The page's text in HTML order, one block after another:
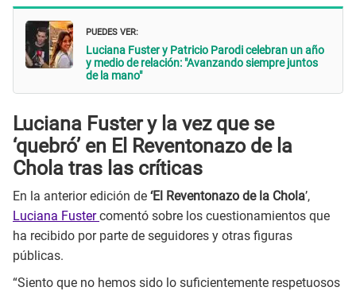
PUEDES VER:
Luciana Fuster y Patricio Parodi celebran un año
y medio de relación: "Avanzando siempre juntos
de la mano"
Luciana Fuster y la vez que se
‘quebró’ en El Reventonazo de la
Chola tras las críticas
En la anterior edición de ‘El Reventonazo de la Chola’,
Luciana Fustercomentó sobre los cuestionamientos que
ha recibido por parte de seguidores y otras figuras
públicas.
“Siento que no hemos sido lo suficientemente respetuosos